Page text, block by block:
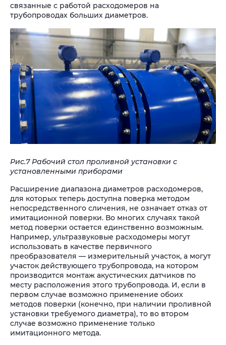
связанные с работой расходомеров на
трубопроводах больших диаметров.
Рис.7 Рабочий стол проливной установки с
установленными приборами
Расширение диапазона диаметров расходомеров,
для которых теперь доступна поверка методом
непосредственного сличения, не означает отказ от
имитационной поверки. Во многих случаях такой
метод поверки остается единственно возможным.
Например, ультразвуковые расходомеры могут
использовать в качестве первичного
преобразователя — измерительный участок, а могут
участок действующего трубопровода, на котором
производится монтаж акустических датчиков по
месту расположения этого трубопровода. И, если в
первом случае возможно применение обоих
методов поверки (конечно, при наличии проливной
установки требуемого диаметра), то во втором
случае возможно применение только
имитационного метода.